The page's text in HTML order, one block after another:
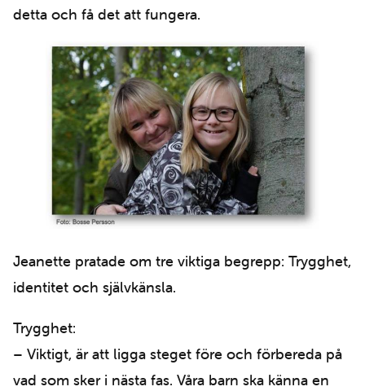
detta och få det att fungera.
Jeanette pratade om tre viktiga begrepp: Trygghet,
identitet och självkänsla.
Trygghet:
– Viktigt, är att ligga steget före och förbereda på
vad som sker i nästa fas. Våra barn ska känna en